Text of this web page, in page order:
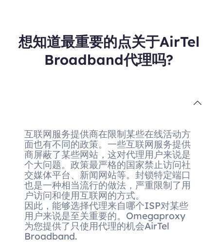
想知道最重要的点关于AirTel
Broadband代理吗?
互联网服务提供商在限制某些在线活动方
面也有不同的政策。一些互联网服务提供
商屏蔽了某些网站，这对代理用户来说是
个大问题。政策最严格的国家禁止访问社
交媒体平台、新闻网站等。封锁特定端口
也是一种相当流行的做法，严重限制了用
户访问和使用互联网的方式。
因此，能够选择代理来自哪个ISP对某些
用户来说是至关重要的。Omegaproxy
为您提供了只使用代理的机会AirTel
Broadband.